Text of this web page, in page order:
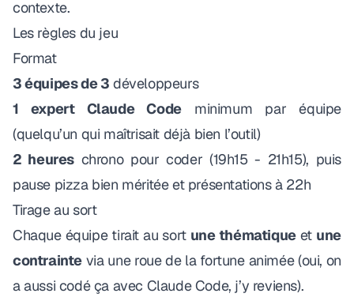
contexte.
Les règles du jeu
Format
3 équipes de 3 développeurs
1 expert Claude Codeminimum par équipe
(quelqu’un qui maîtrisait déjà bien l’outil)
2 heureschrono pour coder (19h15 - 21h15), puis
pause pizza bien méritée et présentations à 22h
Tirage au sort
Chaque équipe tirait au sort une thématiqueet une
contrainte via une roue de la fortune animée (oui, on
a aussi codé ça avec Claude Code, j’y reviens).